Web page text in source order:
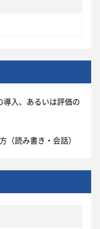
導入、あるいは評価の
（読み書き・会話）